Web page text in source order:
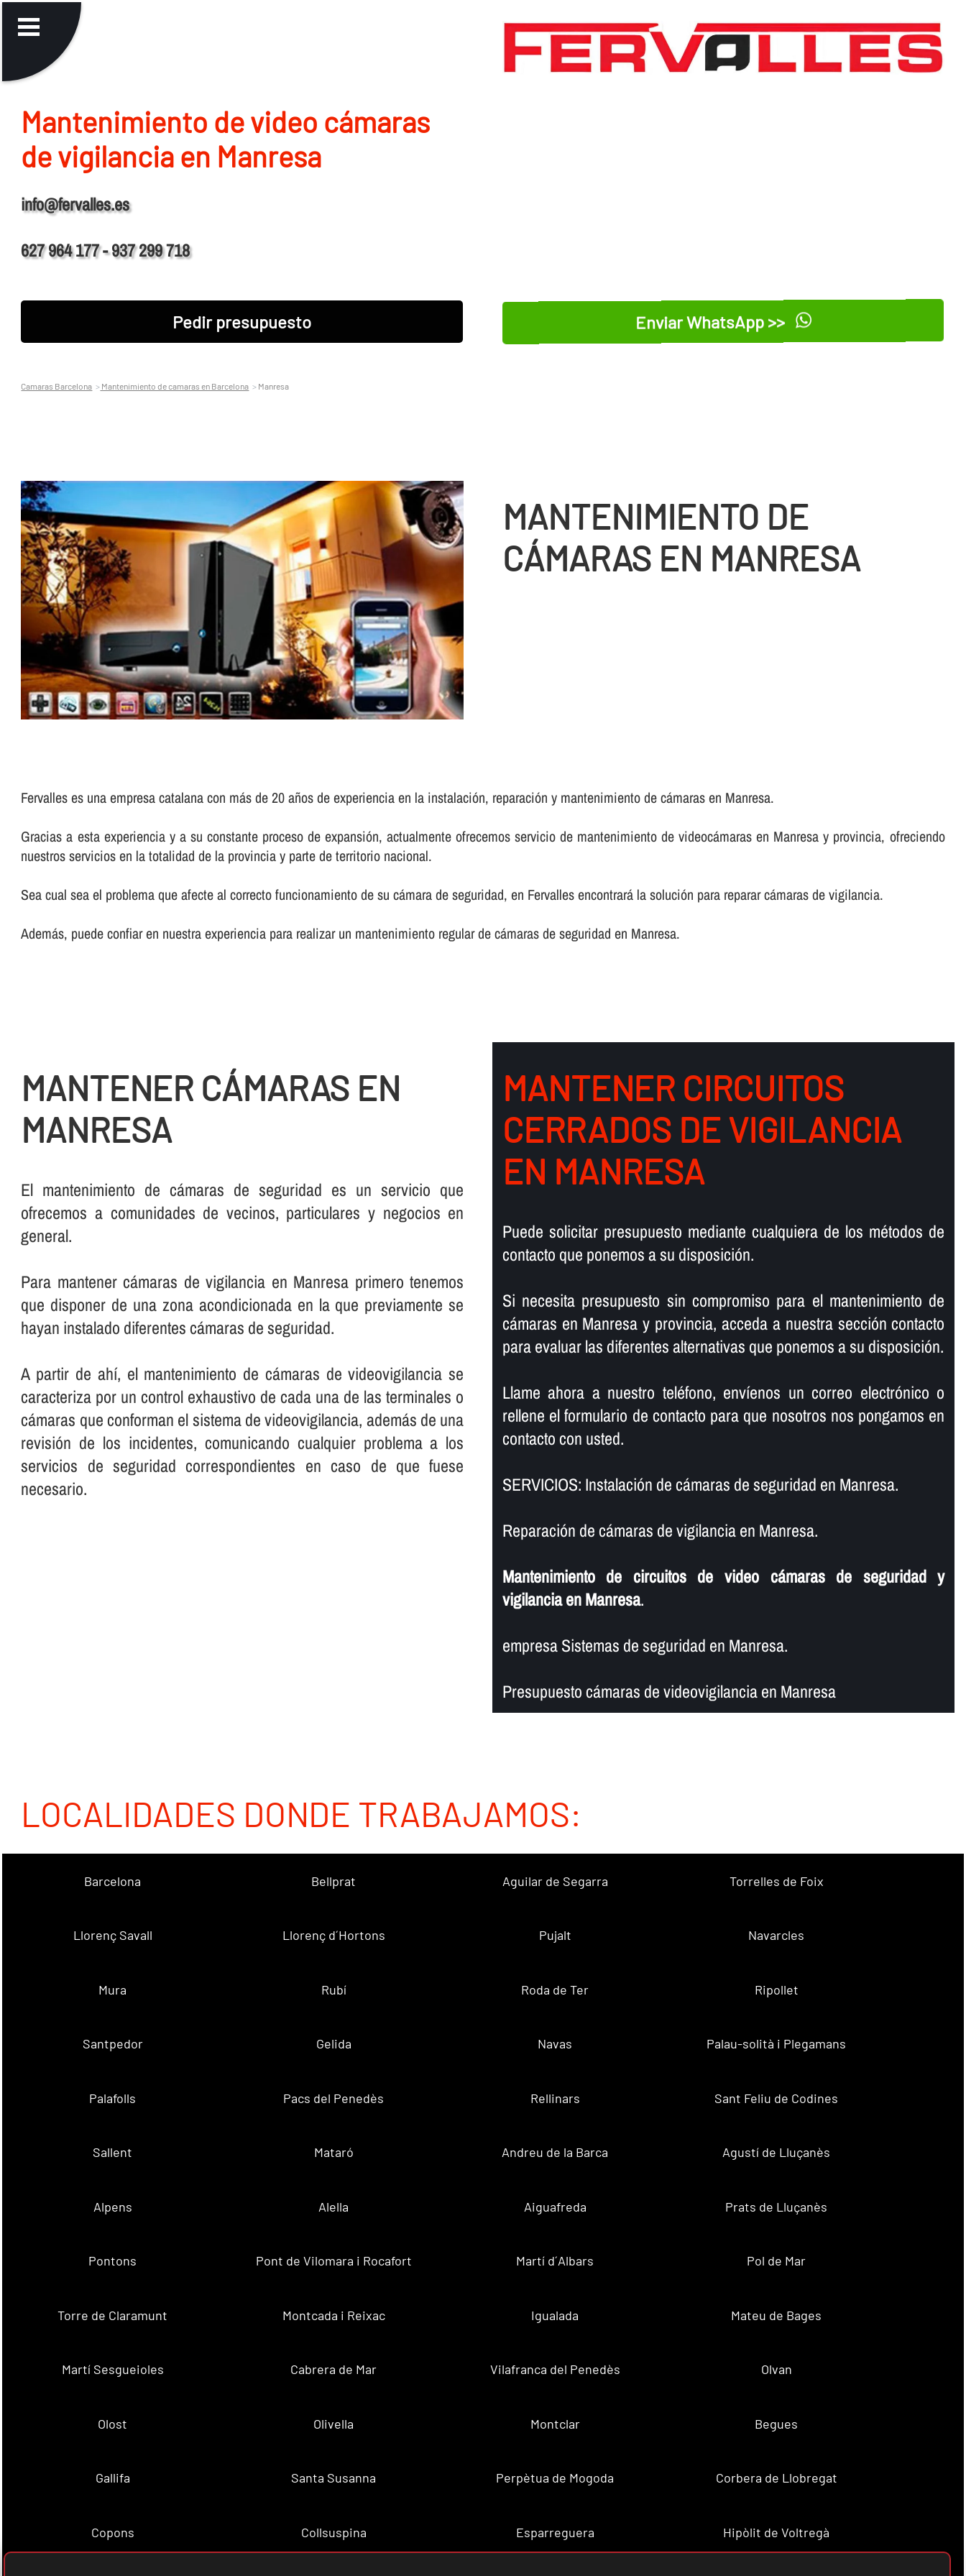
Mantenimiento de video cámaras
de vigilancia en Manresa
info@fervalles.es
627 964 177 - 937 299 718
Pedir presupuesto Enviar WhatsApp >>
Camaras Barcelona Mantenimiento de camaras en Barcelona Manresa
MANTENIMIENTO DE
CÁMARAS EN MANRESA
Fervalles es una empresa catalana con más de 20 años de experiencia en la instalación, reparación y mantenimiento de cámaras en Manresa.
Gracias a esta experiencia y a su constante proceso de expansión, actualmente ofrecemos servicio de mantenimiento de videocámaras en Manresa y provincia, ofreciendo
nuestros servicios en la totalidad de la provincia y parte de territorio nacional.
Sea cual sea el problema que afecte al correcto funcionamiento de su cámara de seguridad, en Fervalles encontrará la solución para reparar cámaras de vigilancia.
Además, puede confiar en nuestra experiencia para realizar un mantenimiento regular de cámaras de seguridad en Manresa.
MANTENER CÁMARAS EN
MANRESA
El mantenimiento de cámaras de seguridad es un servicio que
ofrecemos a comunidades de vecinos, particulares y negocios en
general.
Para mantener cámaras de vigilancia en Manresa primero tenemos
que disponer de una zona acondicionada en la que previamente se
hayan instalado diferentes cámaras de seguridad.
A partir de ahí­, el mantenimiento de cámaras de videovigilancia se
caracteriza por un control exhaustivo de cada una de las terminales o
cámaras que conforman el sistema de videovigilancia, además de una
revisión de los incidentes, comunicando cualquier problema a los
servicios de seguridad correspondientes en caso de que fuese
necesario.
MANTENER CIRCUITOS
CERRADOS DE VIGILANCIA
EN MANRESA
Puede solicitar presupuesto mediante cualquiera de los métodos de
contacto que ponemos a su disposición.
Si necesita presupuesto sin compromiso para el mantenimiento de
cámaras en Manresa y provincia, acceda a nuestra sección contacto
para evaluar las diferentes alternativas que ponemos a su disposición.
Llame ahora a nuestro teléfono, enví­enos un correo electrónico o
rellene el formulario de contacto para que nosotros nos pongamos en
contacto con usted.
SERVICIOS: Instalación de cámaras de seguridad en Manresa.
Reparación de cámaras de vigilancia en Manresa.
Mantenimiento de circuitos de video cámaras de seguridad y
vigilancia en Manresa.
empresa Sistemas de seguridad en Manresa.
Presupuesto cámaras de videovigilancia en Manresa
LOCALIDADES DONDE TRABAJAMOS:
Barcelona Bellprat Aguilar de Segarra Torrelles de Foix
Llorenç Savall Llorenç d´Hortons Pujalt Navarcles
Mura Rubí Roda de Ter Ripollet
Santpedor Gelida Navas Palau-solità i Plegamans
Palafolls Pacs del Penedès Rellinars Sant Feliu de Codines
Sallent Mataró Andreu de la Barca Agustí de Lluçanès
Alpens Alella Aiguafreda Prats de Lluçanès
Pontons Pont de Vilomara i Rocafort Martí d´Albars Pol de Mar
Torre de Claramunt Montcada i Reixac Igualada Mateu de Bages
Martí Sesgueioles Cabrera de Mar Vilafranca del Penedès Olvan
Olost Olivella Montclar Begues
Gallifa Santa Susanna Perpètua de Mogoda Corbera de Llobregat
Copons Collsuspina Esparreguera Hipòlit de Voltregà